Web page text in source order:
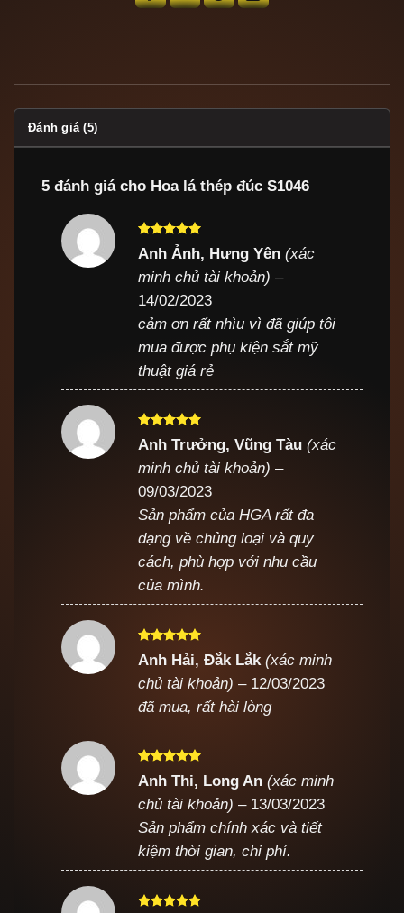
Đánh giá (5)
5 đánh giá cho Hoa lá thép đúc S1046
Được xếp
sao
Anh Ảnh, Hưng Yên(xác
minh chủ tài khoản) –
14/02/2023
cảm ơn rất nhìu vì đã giúp tôi
mua được phụ kiện sắt mỹ
thuật giá rẻ
Được xếp
sao
Anh Trưởng, Vũng Tàu(xác
minh chủ tài khoản) –
09/03/2023
Sản phẩm của HGA rất đa
dạng về chủng loại và quy
cách, phù hợp với nhu cầu
của mình.
Được xếp
sao
Anh Hải, Đắk Lắk(xác minh
chủ tài khoản) – 12/03/2023
đã mua, rất hài lòng
Được xếp
5
sao
Anh Thi, Long An(xác minh
chủ tài khoản) – 13/03/2023
Sản phẩm chính xác và tiết
kiệm thời gian, chi phí.